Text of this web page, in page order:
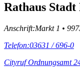
Rathaus Stadt
Anschrift:Markt 1 •
Telefon:03631 / 696-0
Cityruf Ordnungsamt